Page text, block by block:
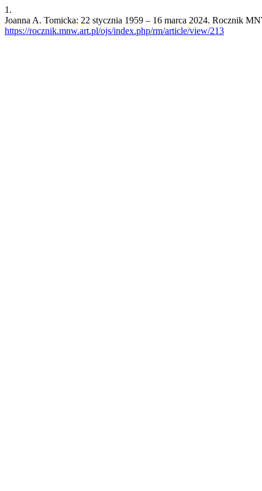
1.
Joanna A. Tomicka: 22 stycznia 1959 – 16 marca 2024. Rocznik
https://rocznik.mnw.art.pl/ojs/index.php/rm/article/view/213